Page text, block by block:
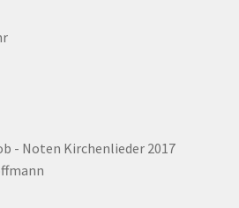
- Noten Kirchenlieder 2017